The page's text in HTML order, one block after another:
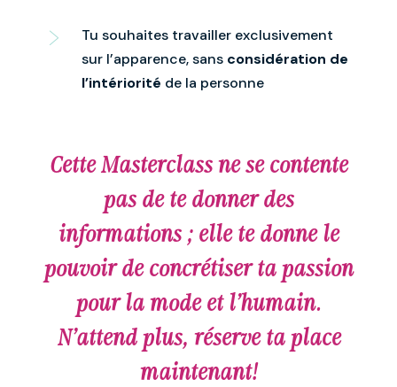
Tu souhaites travailler exclusivement
sur l’apparence, sans considération de
l’intériorité de la personne
Cette Masterclass ne se contente
pas de te donner des
informations ; elle te donne le
pouvoir de concrétiser ta passion
pour la mode et l’humain.
N’attend plus, réserve ta place
maintenant!